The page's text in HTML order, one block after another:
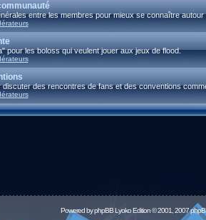
entre les membres pour mieux se connaître autour
pour les boloss qui veulent jouer aux jeux de flood.
discuter des rencontres de fans et des conventions
Powered byphpBBLyoko Edition © 2001, 2007